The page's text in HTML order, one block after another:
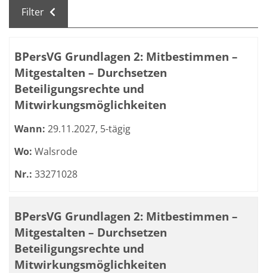
Filter
BPersVG Grundlagen 2: Mitbestimmen –
Mitgestalten – Durchsetzen
Beteiligungsrechte und
Mitwirkungsmöglichkeiten
Wann: 29.11.2027, 5-tägig
Wo: Walsrode
Nr.: 33271028
BPersVG Grundlagen 2: Mitbestimmen –
Mitgestalten – Durchsetzen
Beteiligungsrechte und
Mitwirkungsmöglichkeiten